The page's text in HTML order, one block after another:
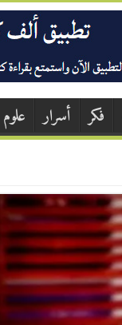
فكر أسرار علوم